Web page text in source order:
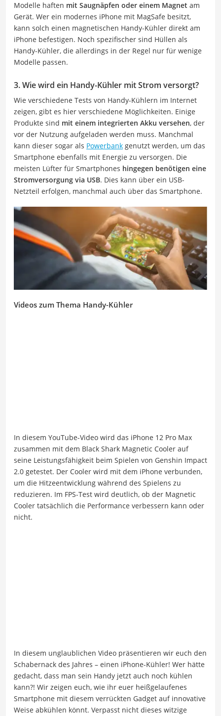
Modelle haften mit Saugnäpfen oder einem Magnet am
Gerät. Wer ein modernes iPhone mit MagSafe besitzt,
kann solch einen magnetischen Handy-Kühler direkt am
iPhone befestigen. Noch spezifischer sind Hüllen als
Handy-Kühler, die allerdings in der Regel nur für wenige
Modelle passen.
3. Wie wird ein Handy-Kühler mit Strom versorgt?
Wie verschiedene Tests von Handy-Kühlern im Internet
zeigen, gibt es hier verschiedene Möglichkeiten. Einige
Produkte sind mit einem integrierten Akku versehen, der
vor der Nutzung aufgeladen werden muss. Manchmal
kann dieser sogar als Powerbank genutzt werden, um das
Smartphone ebenfalls mit Energie zu versorgen. Die
meisten Lüfter für Smartphones hingegen benötigen eine
Stromversorgung via USB. Dies kann über ein USB-
Netzteil erfolgen, manchmal auch über das Smartphone.
Videos zum Thema Handy-Kühler
In diesem YouTube-Video wird das iPhone 12 Pro Max
zusammen mit dem Black Shark Magnetic Cooler auf
seine Leistungsfähigkeit beim Spielen von Genshin Impact
2.0 getestet. Der Cooler wird mit dem iPhone verbunden,
um die Hitzeentwicklung während des Spielens zu
reduzieren. Im FPS-Test wird deutlich, ob der Magnetic
Cooler tatsächlich die Performance verbessern kann oder
nicht.
In diesem unglaublichen Video präsentieren wir euch den
Schabernack des Jahres – einen iPhone-Kühler! Wer hätte
gedacht, dass man sein Handy jetzt auch noch kühlen
kann?! Wir zeigen euch, wie ihr euer heißgelaufenes
Smartphone mit diesem verrückten Gadget auf innovative
Weise abkühlen könnt. Verpasst nicht dieses witzige